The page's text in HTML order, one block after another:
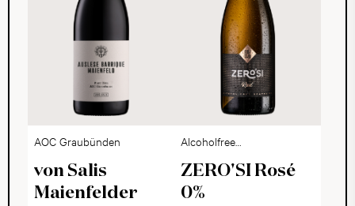
AOC Graubünden
von Salis
Maienfelder
Alcoholfree
Sparkling Dry
ZERO'SI Rosé
0%